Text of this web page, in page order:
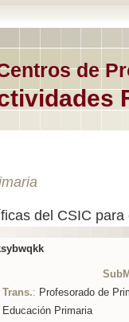
de
del CSIC
: Profesorado de
Educación Primaria